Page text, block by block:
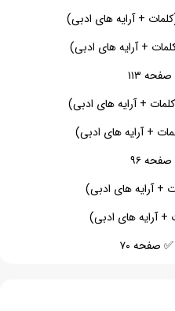
+ آرایه های ادبی)
+ آرایه های ادبی)
۱۱۳
+ آرایه های ادبی)
+ آرایه های ادبی)
۹۶
آرایه های ادبی)
آرایه های ادبی)
صفحه ۷۰